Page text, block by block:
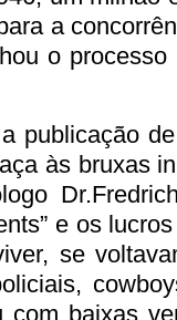
a
o
publicação
às bruxas
e os
se
baixas